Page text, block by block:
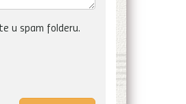
u spam folderu.